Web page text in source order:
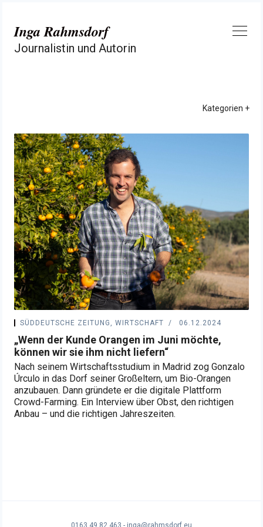
Inhalt
springen
Inga Rahmsdorf
Journalistin und Autorin
Kategorien
SÜDDEUTSCHE ZEITUNG, WIRTSCHAFT 06.12.2024
„Wenn der Kunde Orangen im Juni möchte,
können wir sie ihm nicht liefern“
Nach seinem Wirtschaftsstudium in Madrid zog Gonzalo
Úrculo in das Dorf seiner Großeltern, um Bio-Orangen
anzubauen. Dann gründete er die digitale Plattform
Crowd-Farming. Ein Interview über Obst, den richtigen
Anbau – und die richtigen Jahreszeiten.
0163 49 82 463 - inga@rahmsdorf.eu